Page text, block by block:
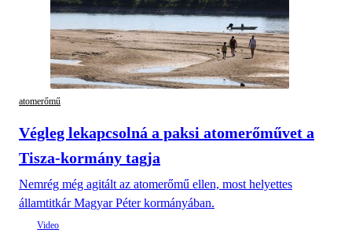
atomerőmű
Végleg lekapcsolná a paksi atomerőművet a
Tisza-kormány tagja
Nemrég még agitált az atomerőmű ellen, most helyettes
államtitkár Magyar Péter kormányában.